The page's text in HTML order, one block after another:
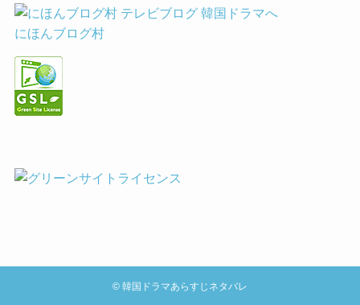
リ
ー
にほんブログ村
© 韓国ドラマあらすじネタバレ